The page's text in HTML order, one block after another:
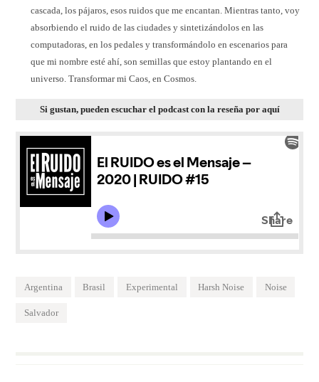
cascada, los pájaros, esos ruidos que me encantan. Mientras tanto, voy
absorbiendo el ruido de las ciudades y sintetizándolos en las
computadoras, en los pedales y transformándolo en escenarios para
que mi nombre esté ahí, son semillas que estoy plantando en el
universo. Transformar mi Caos, en Cosmos.
Si gustan, pueden escuchar el podcast con la reseña por aquí
Argentina Brasil Experimental Harsh Noise Noise
Salvador